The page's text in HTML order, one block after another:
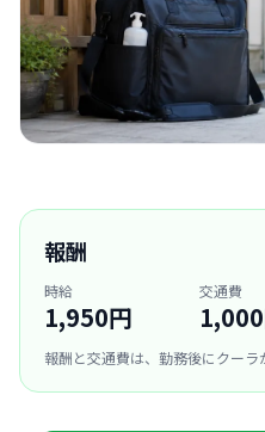
報酬
時給
1,950円
交通費
報酬と交通費は、勤務後にクーラ